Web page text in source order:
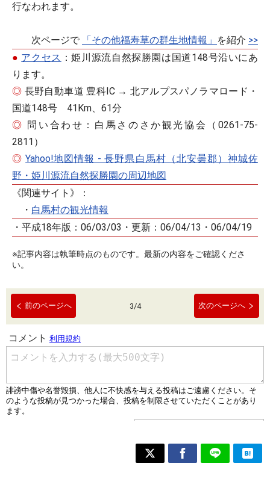
行なわれます。
次ページで 「その他福寿草の群生地情報」 を紹介 >>
● アクセス ：姫川源流自然探勝園は国道148号沿いにあ
ります。
◎ 長野自動車道 豊科IC → 北アルプスパノラマロード・
国道148号 41Km、61分
◎ 問い合わせ：白馬さのさか観光協会（0261-75-
2811）
◎ Yahoo!地図情報 - 長野県白馬村（北安曇郡）神城佐
野・姫川源流自然探勝園の周辺地図
《関連サイト》：
・ 白馬村の観光情報
・平成18年版：06/03/03・更新：06/04/13・06/04/19
※記事内容は執筆時点のものです。最新の内容をご確認くださ
い。
前のページへ 3/4 次のページへ